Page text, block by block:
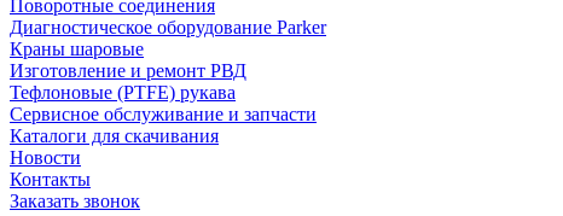
Поворотные соединения
Диагностическое оборудование Parker
Краны шаровые
Изготовление и ремонт РВД
Тефлоновые (PTFE) рукава
Сервисное обслуживание и запчасти
Каталоги для скачивания
Новости
Контакты
Заказать звонок